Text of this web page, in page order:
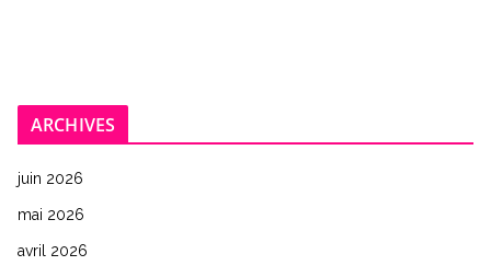
ARCHIVES
juin 2026
mai 2026
avril 2026